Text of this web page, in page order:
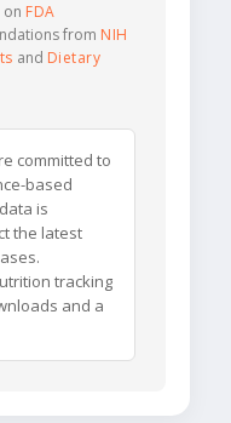
on FDA
from NIH
and Dietary
committed to
based
is
the latest
tracking
and a